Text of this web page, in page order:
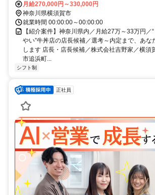
月給270,000円～330,000円
神奈川県横須賀市
就業時間 00:00:00～00:00:00
【紹介案件】神奈川県内／月給27万～33万円／
やい”牛丼店の店長候補／選考～内定まで、あな
します 店長・店長候補／株式会社吉野家／横須
市追浜町...
シフト制
正社員